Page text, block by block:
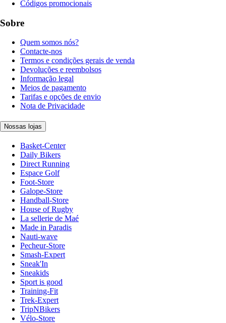
Códigos promocionais
Sobre
Quem somos nós?
Contacte-nos
Termos e condições gerais de venda
Devoluções e reembolsos
Informação legal
Meios de pagamento
Tarifas e opções de envio
Nota de Privacidade
Nossas lojas
Basket-Center
Daily Bikers
Direct Running
Espace Golf
Foot-Store
Galope-Store
Handball-Store
House of Rugby
La sellerie de Maé
Made in Paradis
Nauti-wave
Pecheur-Store
Smash-Expert
Sneak'In
Sneakids
Sport is good
Training-Fit
Trek-Expert
TripNBikers
Vélo-Store